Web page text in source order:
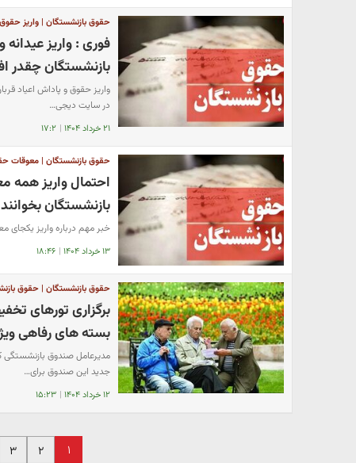
حقوق بازنشستگان | واریز
فوری : واریز
بازنشستگان چقدر
واریز حقوق و پاداش اعیاد
در سایت دیجی…
۲۱ خرداد ۱۴۰۴ | ۱۷:۲
حقوق بازنشستگان | معوقات
بازنشستگان بخوانند
خبر مهم درباره واریز یکجای معوقات ۸ ماهه بازنشستگان را در سایت دیجی
۱۳ خرداد ۱۴۰۴ | ۱۸:۴۶
حقوق بازنشستگان | حقوق
برگزاری تورهای
بسته های رفاهی
مدیرعامل صندوق بازنشستگی
جدید این صندوق برای…
۱۲ خرداد ۱۴۰۴ | ۱۵:۲۳
۱ ۲ ۳